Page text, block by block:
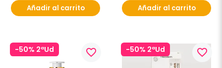
Añadir al carrito Añadir al carrito
-50% 2ªUd favorite_border -50% 2ªUd favorite_border